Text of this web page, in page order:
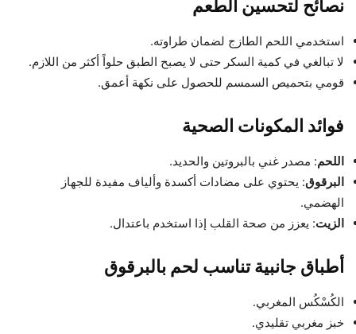
نصائح لتحسين الطعم
استخدمي اللحم الطازج لضمان طراوته.
لا تبالغي في كمية السكر حتى لا يصبح الطبق حلواً أكثر من اللازم.
قومي بتحميص السمسم للحصول على نكهة أعمق.
فوائد المكونات الصحية
اللحم: مصدر غني بالبروتين والحديد.
البرقوق: يحتوي على مضادات أكسدة وألياف مفيدة للجهاز
الهضمي.
الزيت: يعزز من صحة القلب إذا استخدم باعتدال.
أطباق جانبية تناسب لحم بالبرقوق
الكُسْكُس المغربي.
خبز مغربي تقليدي.